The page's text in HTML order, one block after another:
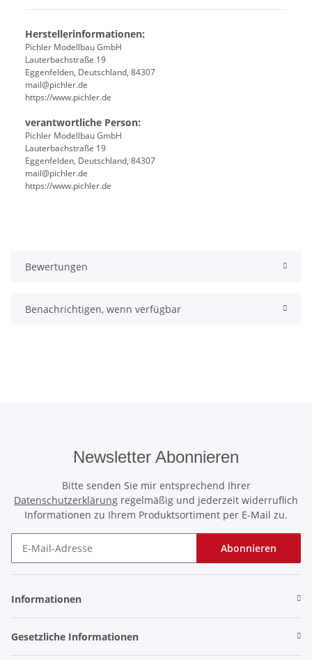
Herstellerinformationen:
Pichler Modellbau GmbH
Lauterbachstraße 19
Eggenfelden, Deutschland, 84307
mail@pichler.de
https://www.pichler.de
verantwortliche Person:
Pichler Modellbau GmbH
Lauterbachstraße 19
Eggenfelden, Deutschland, 84307
mail@pichler.de
https://www.pichler.de
Bewertungen
Benachrichtigen, wenn verfügbar
Newsletter Abonnieren
Bitte senden Sie mir entsprechend Ihrer
Datenschutzerklärung regelmäßig und jederzeit widerruflich
Informationen zu Ihrem Produktsortiment per E-Mail zu.
Abonnieren
Informationen
Gesetzliche Informationen